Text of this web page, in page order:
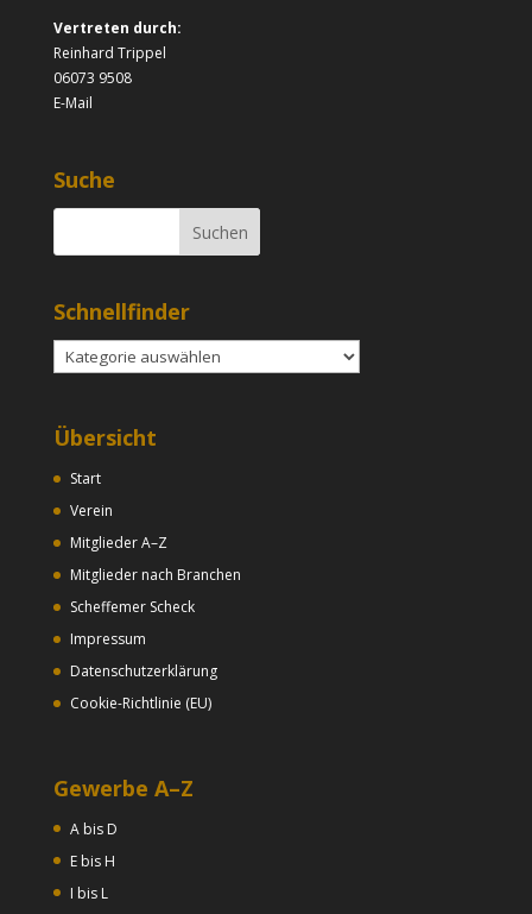
Vertreten durch:
Reinhard Trippel
06073 9508
E-Mail
Suche
Schnellfinder
Schnellfinder
Übersicht
Start
Verein
Mitglieder A–Z
Mitglieder nach Branchen
Scheffemer Scheck
Impressum
Datenschutzerklärung
Cookie-Richtlinie (EU)
Gewerbe A–Z
A bis D
E bis H
I bis L